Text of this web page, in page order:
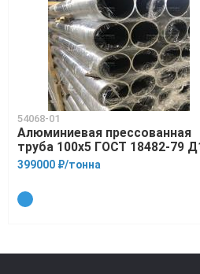
54068-01
Алюминиевая прессованная
труба 100х5 ГОСТ 18482-79
399000 ₽/тонна